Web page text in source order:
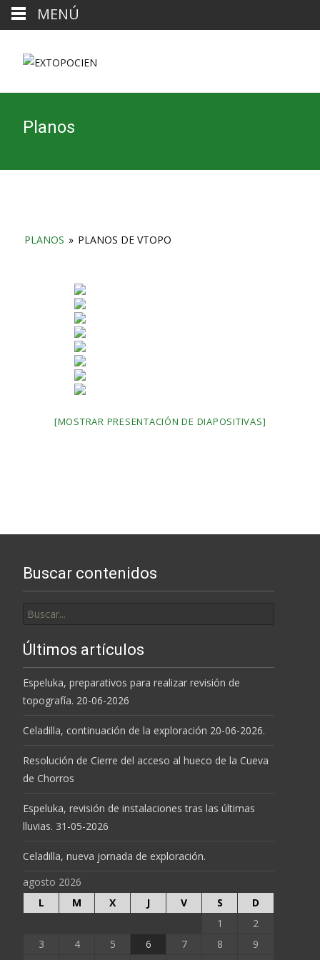
Planos
PLANOS » PLANOS DE VTOPO
[MOSTRAR PRESENTACIÓN DE DIAPOSITIVAS]
Buscar contenidos
por:
Últimos artículos
Espeluka, preparativos para realizar revisión de
topografía. 20-06-2026
Celadilla, continuación de la exploración 20-06-2026.
Resolución de Cierre del acceso al hueco de la Cueva
de Chorros
Espeluka, revisión de instalaciones tras las últimas
lluvias. 31-05-2026
Celadilla, nueva jornada de exploración.
agosto 2026
L
M X J V S
D
1
2
3
4 5 6 7 8
9
MENÚ